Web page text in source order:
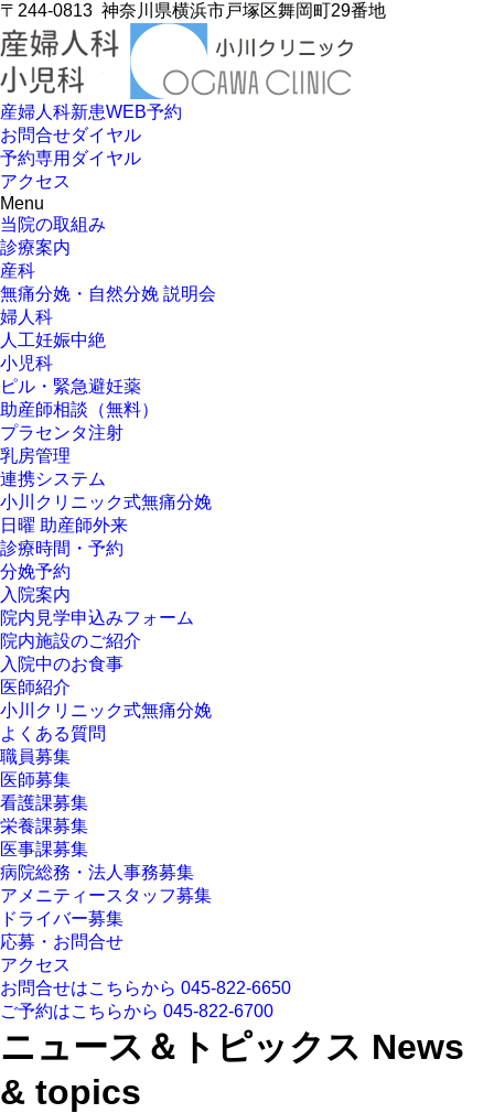
〒244-0813 神奈川県横浜市戸塚区舞岡町29番地
産婦人科新患WEB予約
お問合せダイヤル
予約専用ダイヤル
アクセス
Menu
当院の取組み
診療案内
産科
無痛分娩・自然分娩 説明会
婦人科
人工妊娠中絶
小児科
ピル・緊急避妊薬
助産師相談（無料）
プラセンタ注射
乳房管理
連携システム
小川クリニック式無痛分娩
日曜 助産師外来
診療時間・予約
分娩予約
入院案内
院内見学申込みフォーム
院内施設のご紹介
入院中のお食事
医師紹介
小川クリニック式無痛分娩
よくある質問
職員募集
医師募集
看護課募集
栄養課募集
医事課募集
病院総務・法人事務募集
アメニティースタッフ募集
ドライバー募集
応募・お問合せ
アクセス
お問合せはこちらから 045-822-6650
ご予約はこちらから 045-822-6700
ニュース＆トピックス News
& topics